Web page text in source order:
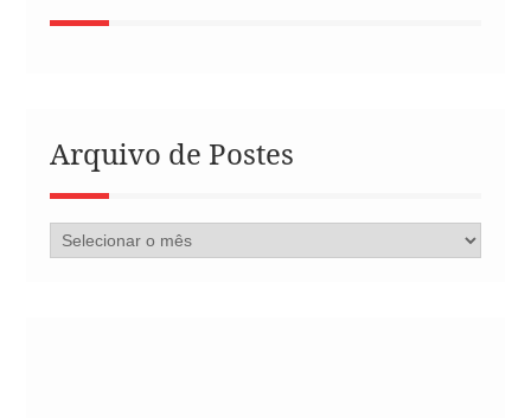
Arquivo de Postes
Arquivo
de